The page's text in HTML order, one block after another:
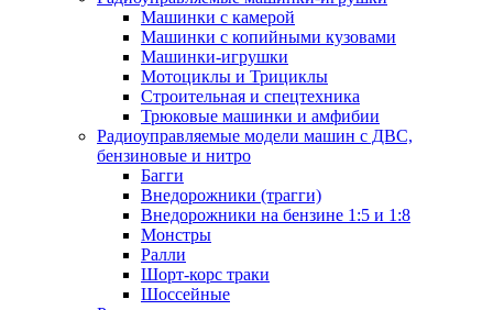
Машинки с камерой
Машинки с копийными кузовами
Машинки-игрушки
Мотоциклы и Трициклы
Строительная и спецтехника
Трюковые машинки и амфибии
Радиоуправляемые модели машин с ДВС,
бензиновые и нитро
Багги
Внедорожники (трагги)
Внедорожники на бензине 1:5 и 1:8
Монстры
Ралли
Шорт-корс траки
Шоссейные